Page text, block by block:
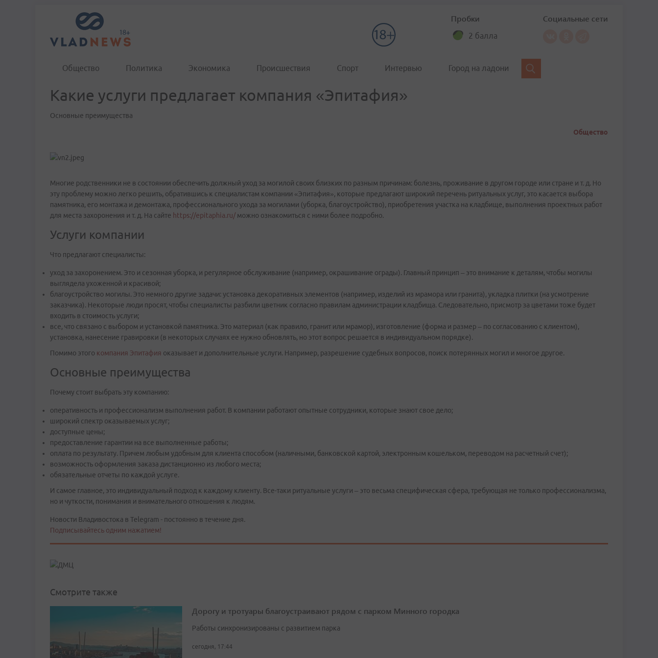
Пробки
2 балла
Социальные сети
Общество Политика Экономика Происшествия Спорт Интервью Город на ладони
Какие услуги предлагает компания «Эпитафия»
Основные преимущества
Общество
Многие родственники не в состоянии обеспечить должный уход за могилой своих близких по разным причинам: болезнь, проживание в другом городе или стране и т. д. Но
эту проблему можно легко решить, обратившись к специалистам компании «Эпитафия», которые предлагают широкий перечень ритуальных услуг, это касается выбора
памятника, его монтажа и демонтажа, профессионального ухода за могилами (уборка, благоустройство), приобретения участка на кладбище, выполнения проектных работ
для места захоронения и т. д. На сайте https://epitaphia.ru/ можно ознакомиться с ними более подробно.
Услуги компании
Что предлагают специалисты:
уход за захоронением. Это и сезонная уборка, и регулярное обслуживание (например, окрашивание ограды). Главный принцип – это внимание к деталям, чтобы могилы
выглядела ухоженной и красивой;
благоустройство могилы. Это немного другие задачи: установка декоративных элементов (например, изделий из мрамора или гранита), укладка плитки (на усмотрение
заказчика). Некоторые люди просят, чтобы специалисты разбили цветник согласно правилам администрации кладбища. Следовательно, присмотр за цветами тоже будет
входить в стоимость услуги;
все, что связано с выбором и установкой памятника. Это материал (как правило, гранит или мрамор), изготовление (форма и размер – по согласованию с клиентом),
установка, нанесение гравировки (в некоторых случаях ее нужно обновлять, но этот вопрос решается в индивидуальном порядке).
Помимо этого компания Эпитафия оказывает и дополнительные услуги. Например, разрешение судебных вопросов, поиск потерянных могил и многое другое.
Основные преимущества
Почему стоит выбрать эту компанию:
оперативность и профессионализм выполнения работ. В компании работают опытные сотрудники, которые знают свое дело;
широкий спектр оказываемых услуг;
доступные цены;
предоставление гарантии на все выполненные работы;
оплата по результату. Причем любым удобным для клиента способом (наличными, банковской картой, электронным кошельком, переводом на расчетный счет);
возможность оформления заказа дистанционно из любого места;
обязательные отчеты по каждой услуге.
И самое главное, это индивидуальный подход к каждому клиенту. Все-таки ритуальные услуги – это весьма специфическая сфера, требующая не только профессионализма,
но и чуткости, понимания и внимательного отношения к людям.
Новости Владивостока в Telegram - постоянно в течение дня.
Подписывайтесь одним нажатием!
Смотрите также
Дорогу и тротуары благоустраивают рядом с парком Минного городка
Работы синхронизированы с развитием парка
сегодня, 17:44